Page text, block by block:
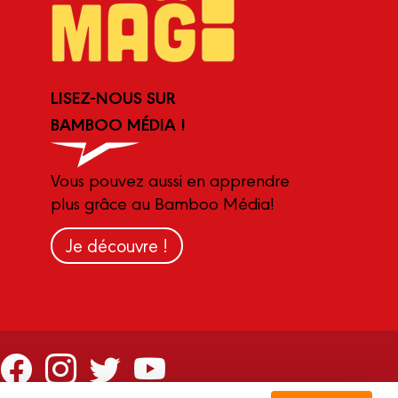
LISEZ-NOUS SUR
BAMBOO MÉDIA !
Vous pouvez aussi en apprendre
plus grâce au Bamboo Média!
Je découvre !